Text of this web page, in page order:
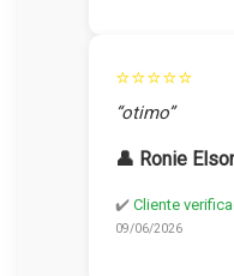
⭐⭐⭐⭐⭐
“otimo”
👤 Ronie
✔️ Cliente
09/06/2026